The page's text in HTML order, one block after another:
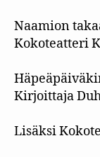
Naamion
Kokoteatteri
Kirjoittaja
Lisäksi